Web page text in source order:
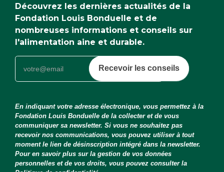
Découvrez les dernières actualités de la
Fondation Louis Bonduelle et de
nombreuses informations et conseils sur
l'alimentation aine et durable.
Recevoir les conseils
En indiquant votre adresse électronique, vous permettez à la
Fondation Louis Bonduelle de la collecter et de vous
communiquer sa newsletter. Si vous ne souhaitez pas
recevoir nos communications, vous pouvez utiliser à tout
moment le lien de désinscription intégré dans la newsletter.
Pour en savoir plus sur la gestion de vos données
personnelles et de vos droits, vous pouvez consulter la